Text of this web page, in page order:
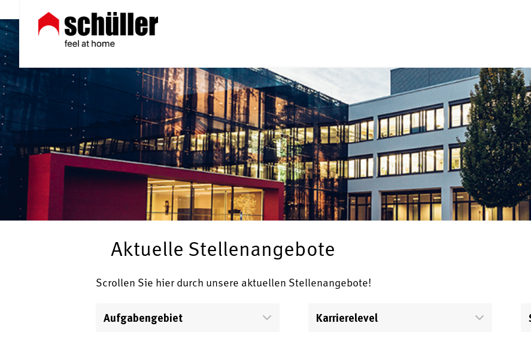
Aktuelle Stellenangebote
Scrollen Sie hier durch unsere aktuellen Stellenangebote!
Aufgabengebiet Karrierelevel